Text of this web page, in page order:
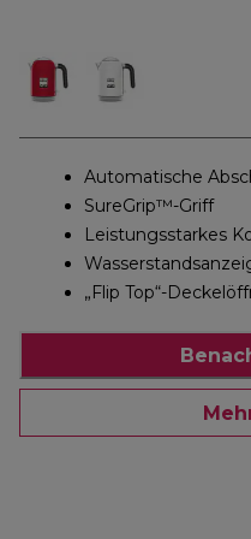
Automatische
SureGrip™-Griff
Leistungsstarkes
„Flip Top“-